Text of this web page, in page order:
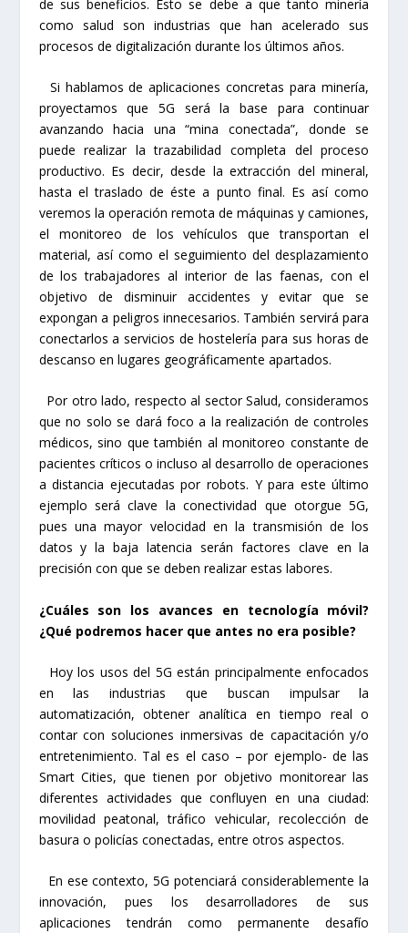
de sus beneficios. Esto se debe a que tanto minería
como salud son industrias que han acelerado sus
procesos de digitalización durante los últimos años.
Si hablamos de aplicaciones concretas para minería,
proyectamos que 5G será la base para continuar
avanzando hacia una “mina conectada”, donde se
puede realizar la trazabilidad completa del proceso
productivo. Es decir, desde la extracción del mineral,
hasta el traslado de éste a punto final. Es así como
veremos la operación remota de máquinas y camiones,
el monitoreo de los vehículos que transportan el
material, así como el seguimiento del desplazamiento
de los trabajadores al interior de las faenas, con el
objetivo de disminuir accidentes y evitar que se
expongan a peligros innecesarios. También servirá para
conectarlos a servicios de hostelería para sus horas de
descanso en lugares geográficamente apartados.
Por otro lado, respecto al sector Salud, consideramos
que no solo se dará foco a la realización de controles
médicos, sino que también al monitoreo constante de
pacientes críticos o incluso al desarrollo de operaciones
a distancia ejecutadas por robots. Y para este último
ejemplo será clave la conectividad que otorgue 5G,
pues una mayor velocidad en la transmisión de los
datos y la baja latencia serán factores clave en la
precisión con que se deben realizar estas labores.
¿Cuáles son los avances en tecnología móvil?
¿Qué podremos hacer que antes no era posible?
Hoy los usos del 5G están principalmente enfocados
en las industrias que buscan impulsar la
automatización, obtener analítica en tiempo real o
contar con soluciones inmersivas de capacitación y/o
entretenimiento. Tal es el caso – por ejemplo- de las
Smart Cities, que tienen por objetivo monitorear las
diferentes actividades que confluyen en una ciudad:
movilidad peatonal, tráfico vehicular, recolección de
basura o policías conectadas, entre otros aspectos.
En ese contexto, 5G potenciará considerablemente la
innovación, pues los desarrolladores de sus
aplicaciones tendrán como permanente desafío